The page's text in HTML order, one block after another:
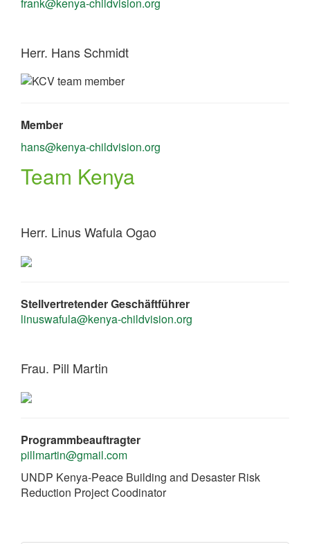
Herr. Hans Schmidt
Member
hans@kenya-childvision.org
Team Kenya
Herr. Linus Wafula Ogao
Stellvertretender Geschäftführer
linuswafula@kenya-childvision.org
Frau. Pill Martin
Programmbeauftragter
pillmartin@gmail.com
UNDP Kenya-Peace Building and Desaster Risk
Reduction Project Coodinator